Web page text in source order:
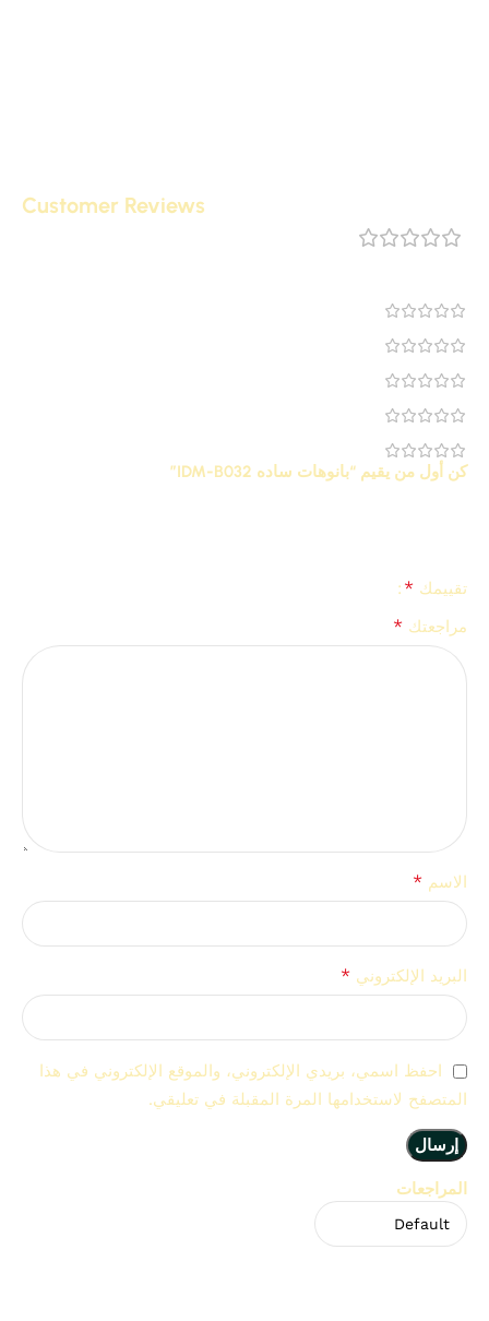
Customer Reviews
المراجعات
كن أول من يقيم “بانوهات ساده IDM-B032”
تقييمك *
مراجعتك *
الاسم *
البريد الإلكتروني *
احفظ اسمي، بريدي الإلكتروني، والموقع الإلكتروني في هذا
المتصفح لاستخدامها المرة المقبلة في تعليقي.